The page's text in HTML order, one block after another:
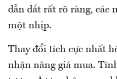
dẫn dắt rất rõ ràng, các
một nhịp.
Thay đổi tích cực nhất
nhận nâng giá mua.